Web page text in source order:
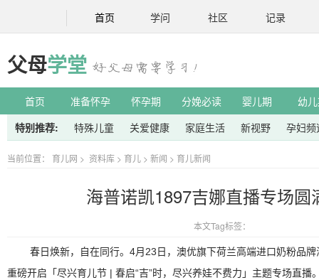
首页 学问 社区 记录
父母学堂
首页 准备怀孕 怀孕期 分娩必读 婴儿期
幼
特别推荐:
特殊儿童 关爱健康 家庭生活 新视野 孕妇频
当前位置： 育儿网 > 资料库 > 育儿 > 新闻 > 育儿新闻
海普诺凯1897吉娜直播专场圆
本文Tag标签：
春日焕新，自在同行。4月23日，澳优旗下荷兰高端进口奶粉品
重磅开启「尽兴育儿节 | 春启“吉”时，尽兴养娃不费力」主题专场直播